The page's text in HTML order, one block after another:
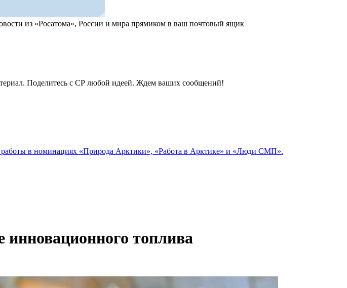
из «Росатома», России и мира прямиком в ваш почтовый ящик
Поделитесь с СР любой идеей. Ждем ваших сообщений!
работы в номинациях «Природа Арктики», «Работа в Арктике» и «Люди СМП».
инновационного топлива